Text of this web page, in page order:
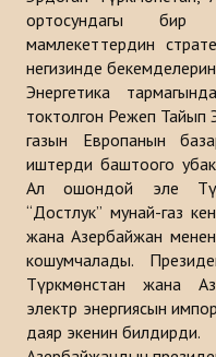
ортосундагы бир
мамлекеттердин
негизинде
Энергетика
токтолгон Режеп
газын Европанын
иштерди баштоого
Ал ошондой эле
“Достлук” мунай-газ
жана Азербайжан
кошумчалады.
Түркмөнстан жана
электр энергиясын
даяр экенин билдирди.